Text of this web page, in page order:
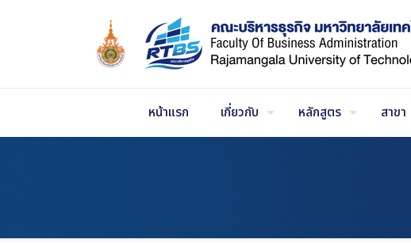
หน้าแรก เกี่ยวกับ หลักสูตร สาขา